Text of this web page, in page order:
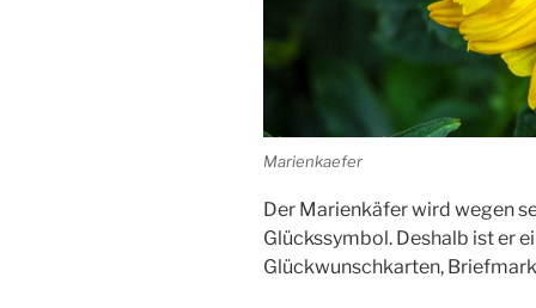
Marienkaefer
Der Marienkäfer wird wegen
Glückssymbol. Deshalb ist er
Glückwunschkarten,